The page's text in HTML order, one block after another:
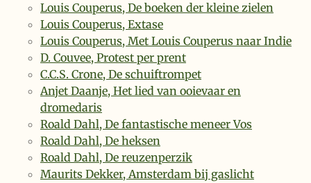
Louis Couperus, De boeken der kleine zielen
Louis Couperus, Extase
Louis Couperus, Met Louis Couperus naar Indie
D. Couvee, Protest per prent
C.C.S. Crone, De schuiftrompet
Anjet Daanje, Het lied van ooievaar en
dromedaris
Roald Dahl, De fantastische meneer Vos
Roald Dahl, De heksen
Roald Dahl, De reuzenperzik
Maurits Dekker, Amsterdam bij gaslicht